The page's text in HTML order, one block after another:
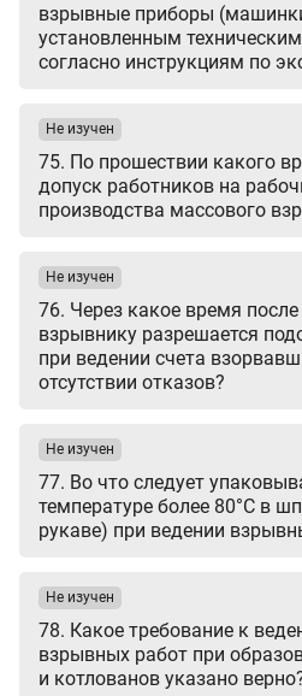
взрывные приборы
установленным
согласно инструкциям по
75. По прошествии какого
допуск работников на
производства массового
Не изучен
76. Через какое время
взрывнику разрешается
при ведении счета
отсутствии отказов?
Не изучен
77. Во что следует
температуре более 80°С в
рукаве) при ведении
Не изучен
78. Какое требование к
взрывных работ при
и котлованов указано
Не изучен